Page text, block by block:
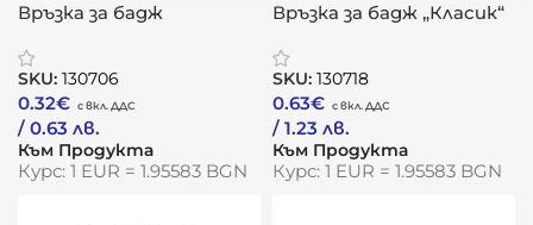
Връзка за бадж
SKU: 130706
0.32€
/ 0.63 лв.
Към Продукта
Курс: 1 EUR = 1.95583 BGN
Връзка за бадж „Класик“
SKU: 130718
0.63€
/ 1.23 лв.
Към Продукта
Курс: 1 EUR = 1.95583 BGN